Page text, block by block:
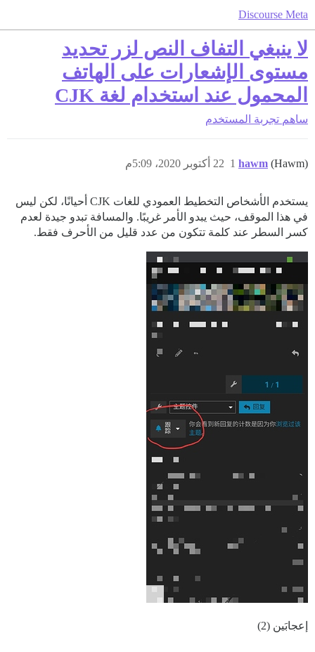
Discourse Meta
لا ينبغي التفاف النص لزر تحديد
مستوى الإشعارات على الهاتف
المحمول عند استخدام لغة CJK
ساهم تجربة المستخدم
hawm (Hawm) 22 أكتوبر 2020، 5:09م 1
يستخدم الأشخاص التخطيط العمودي للغات CJK أحيانًا، لكن ليس
في هذا الموقف، حيث يبدو الأمر غريبًا. والمسافة تبدو جيدة لعدم
كسر السطر عند كلمة تتكون من عدد قليل من الأحرف فقط.
إعجابَين (2)